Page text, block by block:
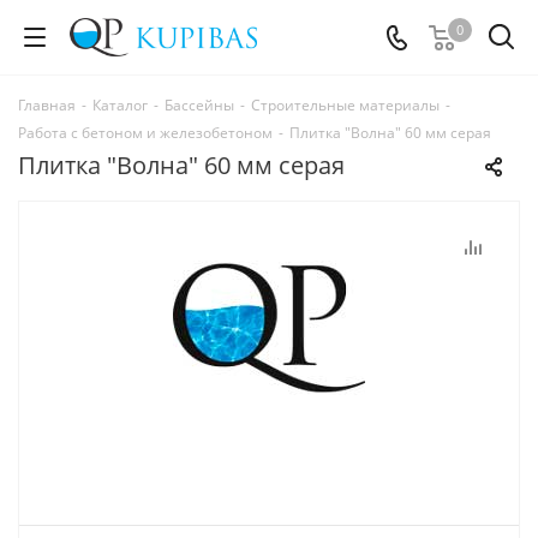
0
Главная - Каталог - Бассейны - Строительные материалы -
Работа с бетоном и железобетоном - Плитка "Волна" 60 мм серая
Плитка "Волна" 60 мм серая